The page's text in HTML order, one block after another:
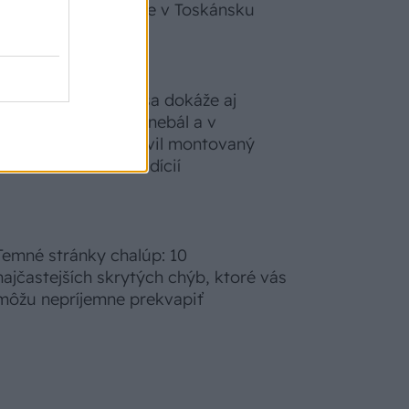
zabudnete, že nie ste v Toskánsku
motorovou pílou sa dokáže aj
podpísať. Slovák sa nebál a v
Čičmanoch si postavil montovaný
v duchu tradícií
stránky chalúp: 10
skrytých chýb, ktoré vás
nepríjemne prekvapiť